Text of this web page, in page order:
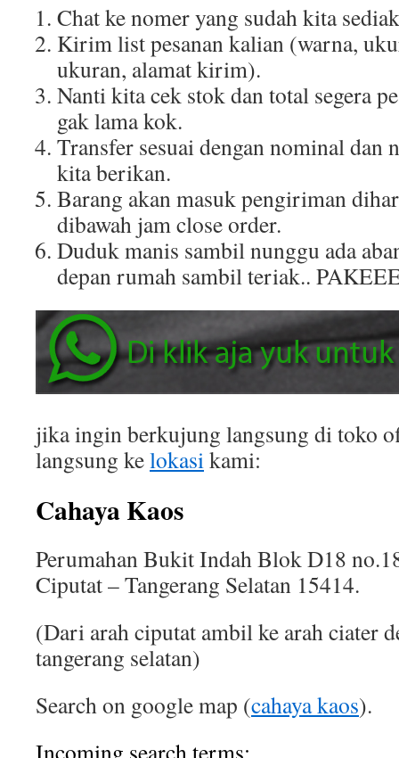
Chat ke nomer yang sudah kita
Kirim list pesanan kalian (warna,
ukuran, alamat kirim).
Nanti kita cek stok dan total segera
gak lama kok.
Transfer sesuai dengan nominal dan
kita berikan.
Barang akan masuk pengiriman
dibawah jam close order.
Duduk manis sambil nunggu ada
depan rumah sambil teriak..
jika ingin berkujung langsung di toko
langsung kelokasi kami:
Cahaya Kaos
Perumahan Bukit Indah Blok D18
Ciputat – Tangerang Selatan 15414.
(Dari arah ciputat ambil ke arah ciater
tangerang selatan)
Search on google map (cahaya kaos).
Incoming search terms: